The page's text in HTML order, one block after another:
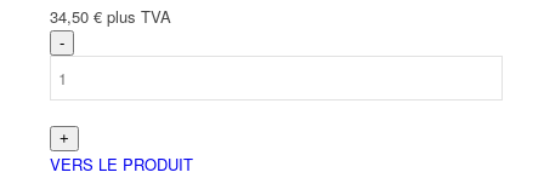
Slave
34,50 € plus TVA
VERS LE PRODUIT